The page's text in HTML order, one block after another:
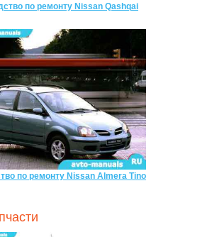
по ремонту Nissan Qashqai
по ремонту Nissan Almera Tino